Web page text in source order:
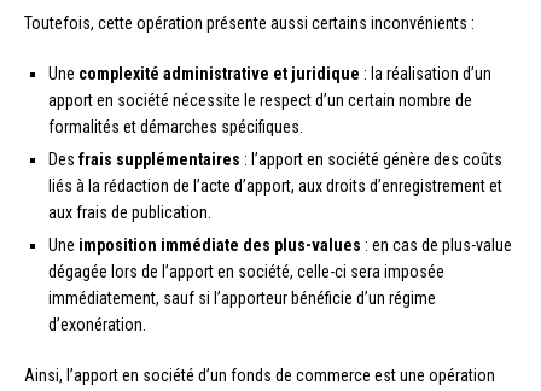
Toutefois, cette opération présente aussi certains inconvénients :
Une complexité administrative et juridique : la réalisation d’un
apport en société nécessite le respect d’un certain nombre de
formalités et démarches spécifiques.
Des frais supplémentaires : l’apport en société génère des coûts
liés à la rédaction de l’acte d’apport, aux droits d’enregistrement et
aux frais de publication.
Une imposition immédiate des plus-values : en cas de plus-value
dégagée lors de l’apport en société, celle-ci sera imposée
immédiatement, sauf si l’apporteur bénéficie d’un régime
d’exonération.
Ainsi, l’apport en société d’un fonds de commerce est une opération